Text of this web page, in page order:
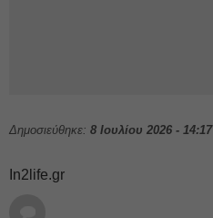
Δημοσιεύθηκε: 8 Ιουλίου 2026 - 14:17
In2life.gr